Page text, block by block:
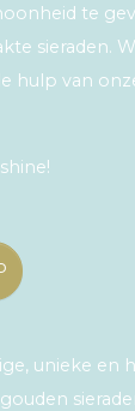
te
sieraden.
hulp van
unieke en